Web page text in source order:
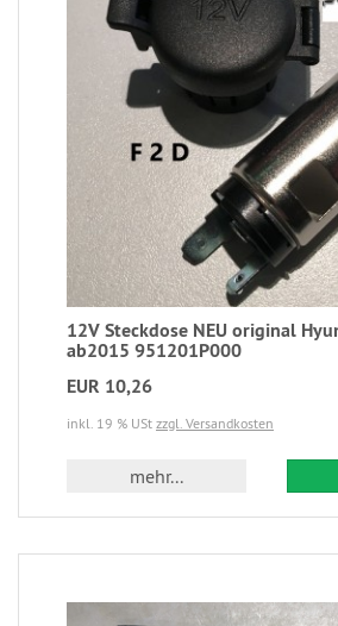
12V Steckdose NEU original
ab2015 951201P000
EUR 10,26
inkl. 19 % USt zzgl. Versandkosten
mehr...